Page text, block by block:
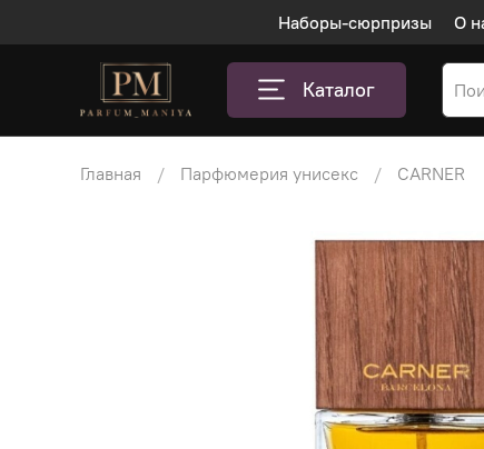
Наборы-сюрпризы О
Каталог
Главная Парфюмерия унисекс CARNER